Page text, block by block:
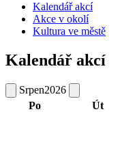
Kalendář akcí
Akce v okolí
Kultura ve městě
Kalendář akcí
Srpen2026
Po
Út